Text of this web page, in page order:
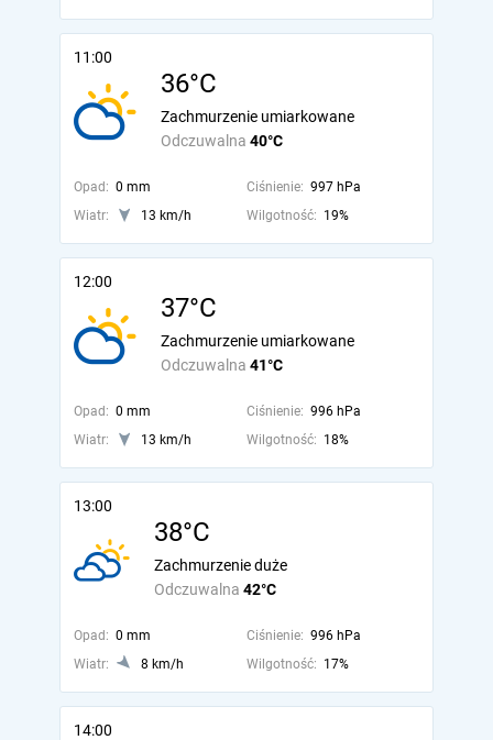
11:00
36°C
Odczuwalna 40°C
Zachmurzenie umiarkowane
Opad: 0 mm Ciśnienie: 997 hPa
Wiatr:
13 km/h Wilgotność: 19%
12:00
37°C
Odczuwalna 41°C
Zachmurzenie umiarkowane
Opad: 0 mm Ciśnienie: 996 hPa
Wiatr:
13 km/h Wilgotność: 18%
13:00
38°C
Odczuwalna 42°C
Zachmurzenie duże
Opad: 0 mm Ciśnienie: 996 hPa
Wiatr:
8 km/h Wilgotność: 17%
14:00